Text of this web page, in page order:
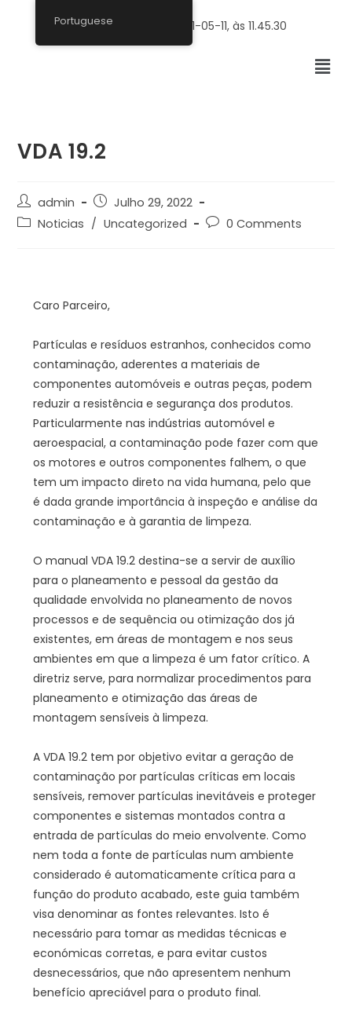
VDA 19.2
admin
Julho 29, 2022
Noticias / Uncategorized 0 Comments
Caro Parceiro,
Partículas e resíduos estranhos, conhecidos como
contaminação, aderentes a materiais de
componentes automóveis e outras peças, podem
reduzir a resistência e segurança dos produtos.
Particularmente nas indústrias automóvel e
aeroespacial, a contaminação pode fazer com que
os motores e outros componentes falhem, o que
tem um impacto direto na vida humana, pelo que
é dada grande importância à inspeção e análise da
contaminação e à garantia de limpeza.
O manual VDA 19.2 destina-se a servir de auxílio
para o planeamento e pessoal da gestão da
qualidade envolvida no planeamento de novos
processos e de sequência ou otimização dos já
existentes, em áreas de montagem e nos seus
ambientes em que a limpeza é um fator crítico. A
diretriz serve, para normalizar procedimentos para
planeamento e otimização das áreas de
montagem sensíveis à limpeza.
A VDA 19.2 tem por objetivo evitar a geração de
contaminação por partículas críticas em locais
sensíveis, remover partículas inevitáveis e proteger
componentes e sistemas montados contra a
entrada de partículas do meio envolvente. Como
nem toda a fonte de partículas num ambiente
considerado é automaticamente crítica para a
função do produto acabado, este guia também
visa denominar as fontes relevantes. Isto é
necessário para tomar as medidas técnicas e
económicas corretas, e para evitar custos
desnecessários, que não apresentem nenhum
benefício apreciável para o produto final.
Portuguese